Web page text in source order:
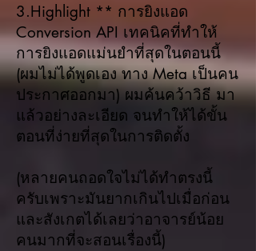
3.Highlight ** การยิงแอด
Conversion API เทคนิคที่ทำให้
การยิงแอดแม่นยำที่สุดในตอนนี้
(ผมไม่ได้พูดเอง ทาง Meta เป็นคน
ประกาศออกมา) ผมค้นคว้าวิธี มา
แล้วอย่างละเอียด จนทำให้ได้ขั้น
ตอนที่ง่ายที่สุดในการติดตั้ง
(หลายคนถอดใจไม่ได้ทำตรงนี้
ครับเพราะมันยากเกินไปเมื่อก่อน
และสังเกตได้เลยว่าอาจารย์น้อย
คนมากที่จะสอนเรื่องนี้)